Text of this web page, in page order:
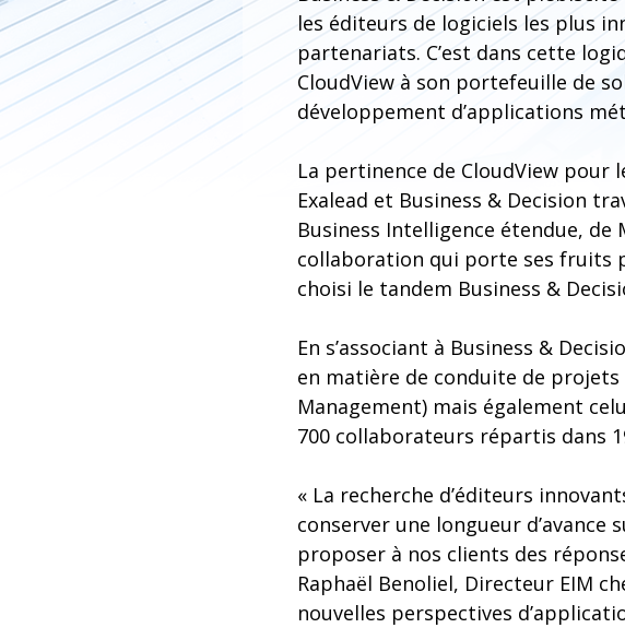
les éditeurs de logiciels les plus
partenariats. C’est dans cette
CloudView à son portefeuille de
développement d’applications
La pertinence de CloudView pour
Exalead et Business & Decision
Business Intelligence étendue, de
collaboration qui porte ses fruits
choisi le tandem Business &
En s’associant à Business &
en matière de conduite de projets
Management) mais également
700 collaborateurs répartis dans
« La recherche d’éditeurs
conserver une longueur d’avance
proposer à nos clients des
Raphaël Benoliel, Directeur EIM
nouvelles perspectives